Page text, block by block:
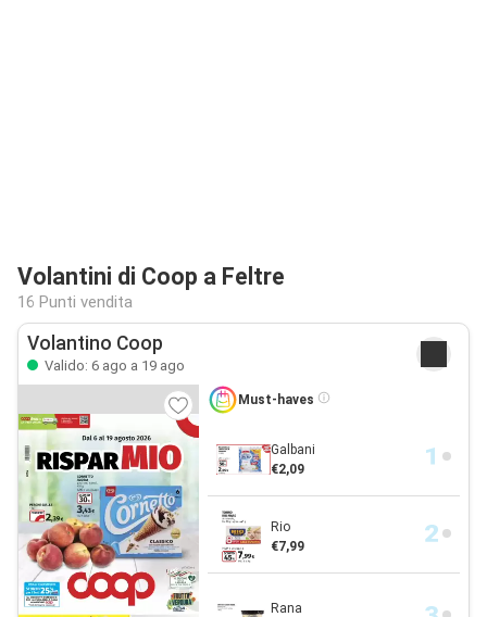
Volantini di Coop a Feltre
16 Punti vendita
Volantino Coop
Valido: 6 ago a 19 ago
Must-haves
Galbani
€2,09
Rio
€7,99
Rana